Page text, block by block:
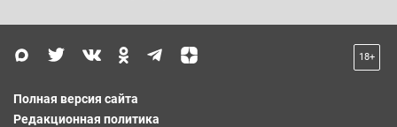
18+
Полная версия сайта
Редакционная политика